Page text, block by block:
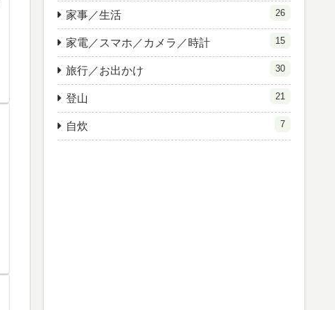
家事／生活 26
家電／スマホ／カメラ／時計 15
旅行／お出かけ 30
登山 21
自炊 7